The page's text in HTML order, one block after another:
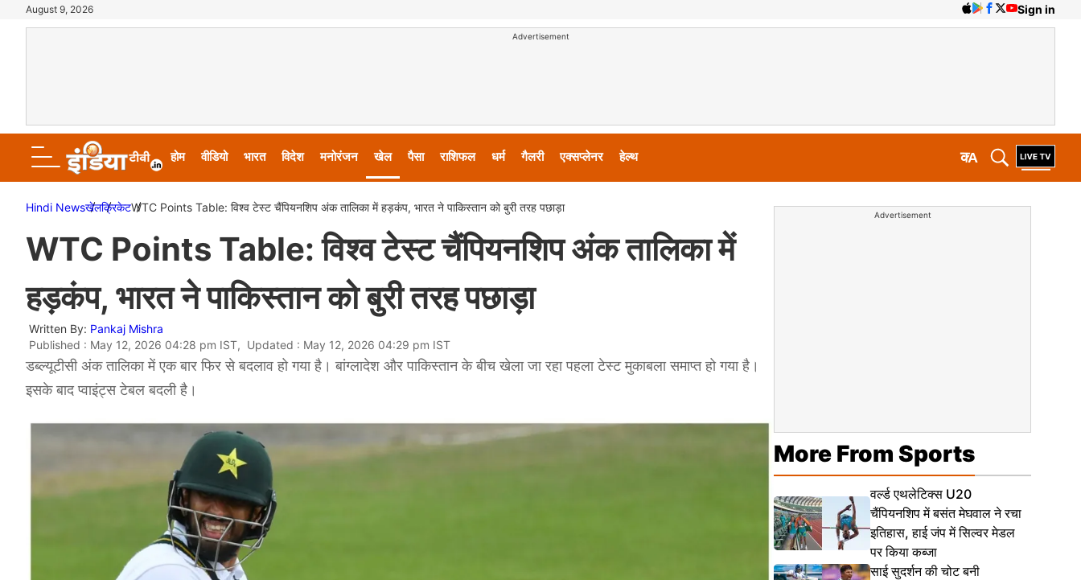
August 9, 2026 Sign in
Advertisement
होम वीडियो भारत विदेश मनोरंजन खेल पैसा राशिफल धर्म गैलरी एक्सप्लेनर हेल्थ A
क
Hindi Newsखेलक्रिकेटWTC Points Table: विश्व टेस्ट चैंपियनशिप अंक तालिका में हड़कंप, भारत ने पाकिस्तान को बुरी तरह पछाड़ा
WTC Points Table: विश्व टेस्ट चैंपियनशिप अंक तालिका में
हड़कंप, भारत ने पाकिस्तान को बुरी तरह पछाड़ा
Written By: Pankaj Mishra
Published : May 12, 2026 04:28 pm IST, Updated : May 12, 2026 04:29 pm IST
डब्ल्यूटीसी अंक तालिका में एक बार फिर से बदलाव हो गया है। बांग्लादेश और पाकिस्तान के बीच खेला जा रहा पहला टेस्ट मुकाबला समाप्त हो गया है।
इसके बाद प्वाइंट्स टेबल बदली है।
Advertisement
More From Sports
वर्ल्ड एथलेटिक्स U20
चैंपियनशिप में बसंत मेघवाल ने रचा
इतिहास, हाई जंप में सिल्वर मेडल
पर किया कब्जा
साई सुदर्शन की चोट बनी